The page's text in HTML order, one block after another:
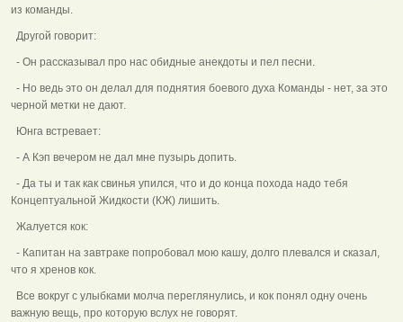
из команды.
Другой говорит:
- Он рассказывал про нас обидные анекдоты и пел песни.
- Но ведь это он делал для поднятия боевого духа Команды - нет, за это
черной метки не дают.
Юнга встревает:
- А Кэп вечером не дал мне пузырь допить.
- Да ты и так как свинья упился, что и до конца похода надо тебя
Концептуальной Жидкости (КЖ) лишить.
Жалуется кок:
- Капитан на завтраке попробовал мою кашу, долго плевался и сказал,
что я хренов кок.
Все вокруг с улыбками молча переглянулись, и кок понял одну очень
важную вещь, про которую вслух не говорят.